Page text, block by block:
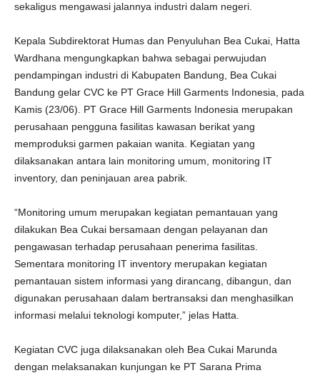
sekaligus mengawasi jalannya industri dalam negeri.
Kepala Subdirektorat Humas dan Penyuluhan Bea Cukai, Hatta
Wardhana mengungkapkan bahwa sebagai perwujudan
pendampingan industri di Kabupaten Bandung, Bea Cukai
Bandung gelar CVC ke PT Grace Hill Garments Indonesia, pada
Kamis (23/06). PT Grace Hill Garments Indonesia merupakan
perusahaan pengguna fasilitas kawasan berikat yang
memproduksi garmen pakaian wanita. Kegiatan yang
dilaksanakan antara lain monitoring umum, monitoring IT
inventory, dan peninjauan area pabrik.
“Monitoring umum merupakan kegiatan pemantauan yang
dilakukan Bea Cukai bersamaan dengan pelayanan dan
pengawasan terhadap perusahaan penerima fasilitas.
Sementara monitoring IT inventory merupakan kegiatan
pemantauan sistem informasi yang dirancang, dibangun, dan
digunakan perusahaan dalam bertransaksi dan menghasilkan
informasi melalui teknologi komputer,” jelas Hatta.
Kegiatan CVC juga dilaksanakan oleh Bea Cukai Marunda
dengan melaksanakan kunjungan ke PT Sarana Prima